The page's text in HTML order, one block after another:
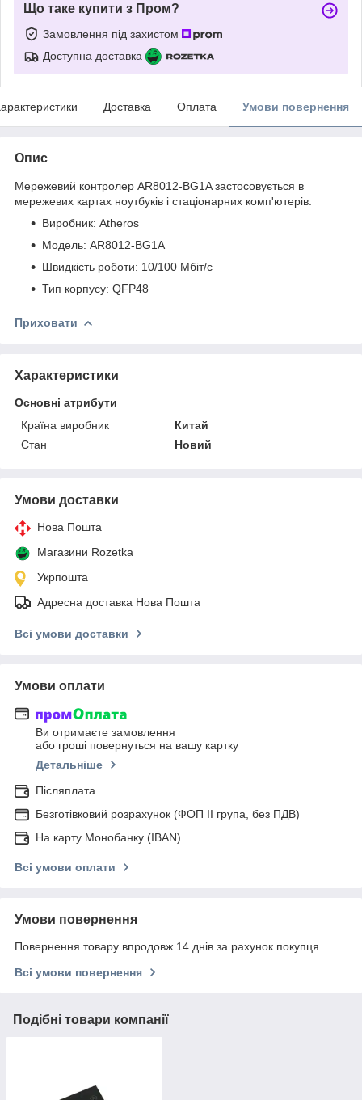
Що таке купити з Пром?
Замовлення під захистом
Доступна доставка
Доставка Оплата Умови повернення
Опис
Мережевий контролер AR8012-BG1A застосовується в
мережевих картах ноутбуків і стаціонарних комп'ютерів.
Виробник: Atheros
Модель: AR8012-BG1A
Швидкість роботи: 10/100 Мбіт/с
Тип корпусу: QFP48
Приховати
Характеристики
Основні атрибути
Країна виробник
Китай
Стан
Новий
Умови доставки
Нова Пошта
Магазини Rozetka
Укрпошта
Адресна доставка Нова Пошта
Всі умови доставки
Умови оплати
Ви отримаєте замовлення
або гроші повернуться на вашу картку
Детальніше
Післяплата
Безготівковий розрахунок (ФОП ІІ група, без ПДВ)
На карту Монобанку (IBAN)
Всі умови оплати
Умови повернення
Повернення товару впродовж 14 днів за рахунок покупця
Всі умови повернення
Подібні товари компанії